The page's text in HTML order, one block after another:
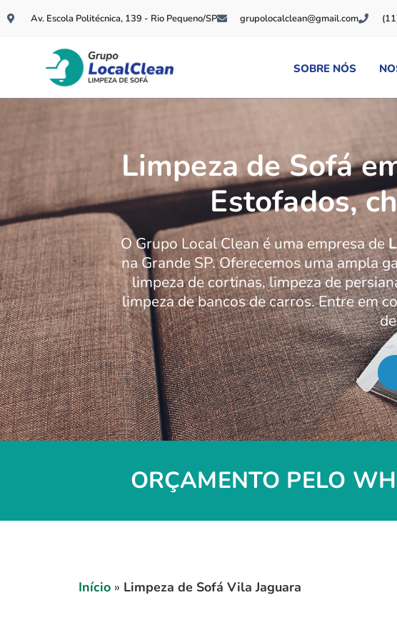
Av. Escola Politécnica, 139 - Rio Pequeno/SP grupolocalclean@gmail.com
SOBRE NÓS
Limpeza de Sofá
Estofados,
O Grupo Local Clean é uma empresa de
na Grande SP. Oferecemos uma ampla
limpeza de cortinas, limpeza de
limpeza de bancos de carros. Entre em
ORÇAMENTO PELO
Início » Limpeza de Sofá Vila Jaguara